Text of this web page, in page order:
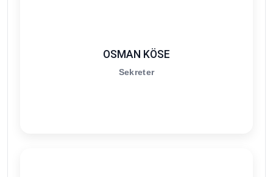
OSMAN KÖSE
Sekreter